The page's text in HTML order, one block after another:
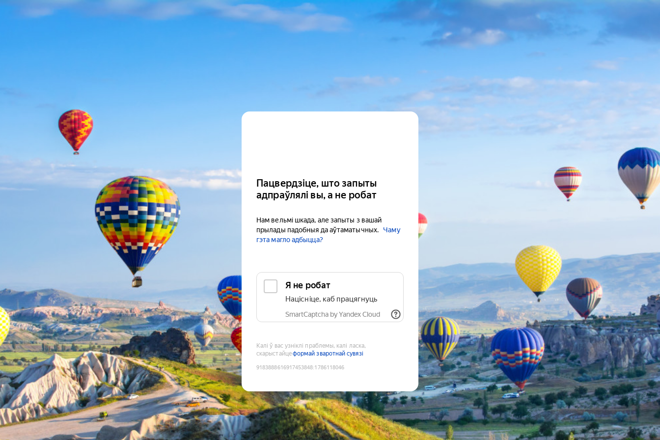
Пацвердзіце, што запыты
адпраўлялі вы, а не робат
Нам вельмі шкада, але запыты з вашай
прылады падобныя да аўтаматычных.
Чаму
гэта магло адбыцца?
Я не робат
Націсніце, каб працягнуць
SmartCaptcha by Yandex Cloud
Калі ў вас узніклі праблемы, калі ласка,
скарыстайцеформай зваротнай сувязі
9183888616917453848:1786118046